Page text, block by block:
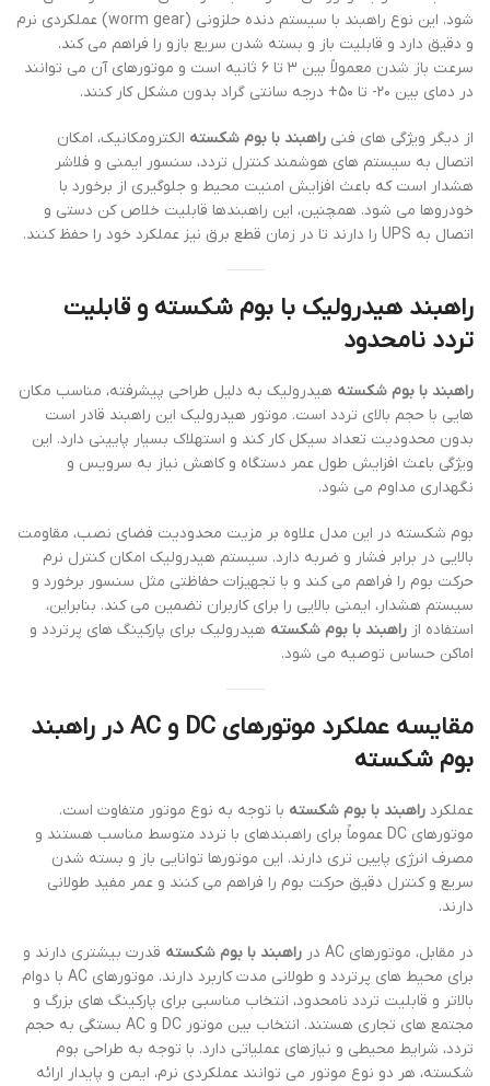
شود. این نوع راهبند با سیستم دنده حلزونی (worm gear) عملکردی نرم
و دقیق دارد و قابلیت باز و بسته شدن سریع بازو را فراهم می کند.
سرعت باز شدن معمولاً بین ۳ تا ۶ ثانیه است و موتورهای آن می توانند
در دمای بین ۲۰- تا ۵۰+ درجه سانتی گراد بدون مشکل کار کنند.
از دیگر ویژگی های فنی راهبند با بوم شکسته الکترومکانیک، امکان
اتصال به سیستم های هوشمند کنترل تردد، سنسور ایمنی و فلاشر
هشدار است که باعث افزایش امنیت محیط و جلوگیری از برخورد با
خودروها می شود. همچنین، این راهبندها قابلیت خلاص کن دستی و
اتصال به UPS را دارند تا در زمان قطع برق نیز عملکرد خود را حفظ کنند.
راهبند هیدرولیک با بوم شکسته و قابلیت
تردد نامحدود
راهبند با بوم شکسته هیدرولیک به دلیل طراحی پیشرفته، مناسب مکان
هایی با حجم بالای تردد است. موتور هیدرولیک این راهبند قادر است
بدون محدودیت تعداد سیکل کار کند و استهلاک بسیار پایینی دارد. این
ویژگی باعث افزایش طول عمر دستگاه و کاهش نیاز به سرویس و
نگهداری مداوم می شود.
بوم شکسته در این مدل علاوه بر مزیت محدودیت فضای نصب، مقاومت
بالایی در برابر فشار و ضربه دارد. سیستم هیدرولیک امکان کنترل نرم
حرکت بوم را فراهم می کند و با تجهیزات حفاظتی مثل سنسور برخورد و
سیستم هشدار، ایمنی بالایی را برای کاربران تضمین می کند. بنابراین،
استفاده از راهبند با بوم شکسته هیدرولیک برای پارکینگ های پرتردد و
اماکن حساس توصیه می شود.
مقایسه عملکرد موتورهای DC و AC در راهبند
بوم شکسته
عملکرد راهبند با بوم شکسته با توجه به نوع موتور متفاوت است.
موتورهای DC عموماً برای راهبندهای با تردد متوسط مناسب هستند و
مصرف انرژی پایین تری دارند. این موتورها توانایی باز و بسته شدن
سریع و کنترل دقیق حرکت بوم را فراهم می کنند و عمر مفید طولانی
دارند.
در مقابل، موتورهای AC در راهبند با بوم شکسته قدرت بیشتری دارند و
برای محیط های پرتردد و طولانی مدت کاربرد دارند. موتورهای AC با دوام
بالاتر و قابلیت تردد نامحدود، انتخاب مناسبی برای پارکینگ های بزرگ و
مجتمع های تجاری هستند. انتخاب بین موتور DC و AC بستگی به حجم
تردد، شرایط محیطی و نیازهای عملیاتی دارد. با توجه به طراحی بوم
شکسته، هر دو نوع موتور می توانند عملکردی نرم، ایمن و پایدار ارائه